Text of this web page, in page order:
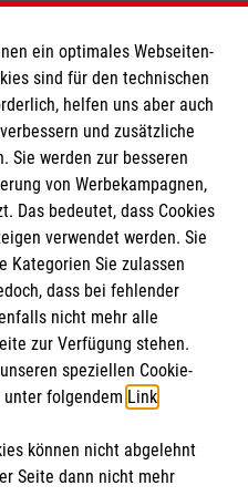
Betreuerinnen und
beruflich mit Kindern
45 Minuten
Erste-Hilfe in
2164 90
ein optimales Webseiten-
sind für den technischen
helfen uns aber auch
und zusätzliche
Sie werden zur besseren
von Werbekampagnen,
Das bedeutet, dass Cookies
verwendet werden. Sie
Kategorien Sie zulassen
dass bei fehlender
nicht mehr alle
zur Verfügung stehen.
speziellen Cookie-
unter folgendem Link.
können nicht abgelehnt
Seite dann nicht mehr